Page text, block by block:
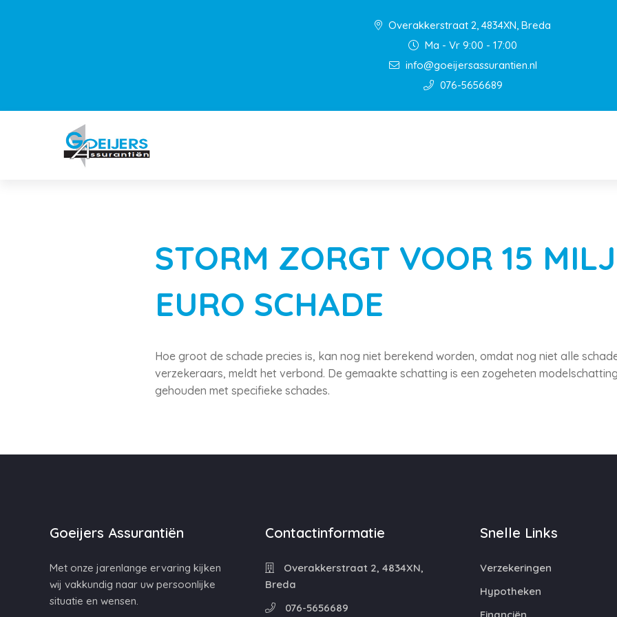
Overakkerstraat 2, 4834XN, Breda
Ma - Vr 9:00 - 17:00
info@goeijersassurantien.nl
076-5656689
STORM ZORGT VOOR 15
EURO SCHADE
Hoe groot de schade precies is, kan nog niet berekend worden, omdat nog niet alle
verzekeraars, meldt het verbond. De gemaakte schatting is een zogeheten
gehouden met specifieke schades.
Goeijers Assurantiën
Met onze jarenlange ervaring kijken
wij vakkundig naar uw persoonlijke
situatie en wensen.
Contactinformatie
Overakkerstraat 2, 4834XN,
Breda
076-5656689
Snelle Links
Verzekeringen
Hypotheken